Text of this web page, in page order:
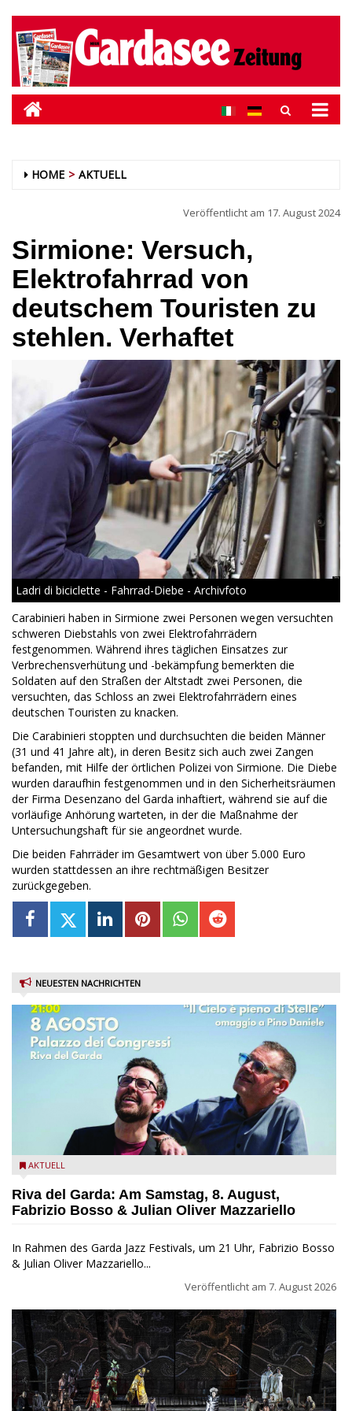
HOME AKTUELL
Veröffentlicht am 17. August 2024
Sirmione: Versuch,
Elektrofahrrad von
deutschem Touristen zu
stehlen. Verhaftet
Ladri di biciclette - Fahrrad-Diebe - Archivfoto
Carabinieri haben in Sirmione zwei Personen wegen versuchten
schweren Diebstahls von zwei Elektrofahrrädern
festgenommen. Während ihres täglichen Einsatzes zur
Verbrechensverhütung und -bekämpfung bemerkten die
Soldaten auf den Straßen der Altstadt zwei Personen, die
versuchten, das Schloss an zwei Elektrofahrrädern eines
deutschen Touristen zu knacken.
Die Carabinieri stoppten und durchsuchten die beiden Männer
(31 und 41 Jahre alt), in deren Besitz sich auch zwei Zangen
befanden, mit Hilfe der örtlichen Polizei von Sirmione. Die Diebe
wurden daraufhin festgenommen und in den Sicherheitsräumen
der Firma Desenzano del Garda inhaftiert, während sie auf die
vorläufige Anhörung warteten, in der die Maßnahme der
Untersuchungshaft für sie angeordnet wurde.
Die beiden Fahrräder im Gesamtwert von über 5.000 Euro
wurden stattdessen an ihre rechtmäßigen Besitzer
zurückgegeben.
NEUESTEN NACHRICHTEN
Fabrizio Bosso & Julian Oliver Mazzariello zu Gast beim Garda
AKTUELL
Riva del Garda: Am Samstag, 8. August,
Fabrizio Bosso & Julian Oliver Mazzariello
In Rahmen des Garda Jazz Festivals, um 21 Uhr, Fabrizio Bosso
& Julian Oliver Mazzariello...
Veröffentlicht am 7. August 2026